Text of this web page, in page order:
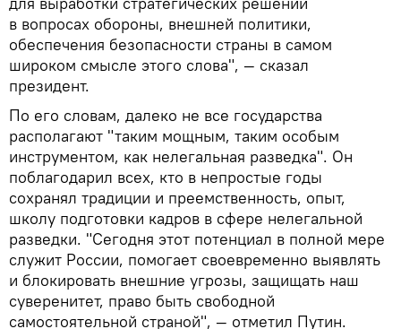
в вопросах обороны, внешней политики,
обеспечения безопасности страны в самом
широком смысле этого слова", — сказал
президент.
По его словам, далеко не все государства
располагают "таким мощным, таким особым
инструментом, как нелегальная разведка". Он
поблагодарил всех, кто в непростые годы
сохранял традиции и преемственность, опыт,
школу подготовки кадров в сфере нелегальной
разведки. "Сегодня этот потенциал в полной мере
служит России, помогает своевременно выявлять
и блокировать внешние угрозы, защищать наш
суверенитет, право быть свободной
самостоятельной страной", — отметил Путин.